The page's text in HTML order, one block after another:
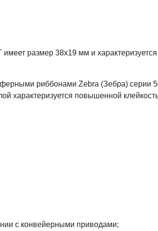
имеет размер 38x19 мм и
риббонами Zebra (Зебра) серии
характеризуется повышенной
с конвейерными приводами;